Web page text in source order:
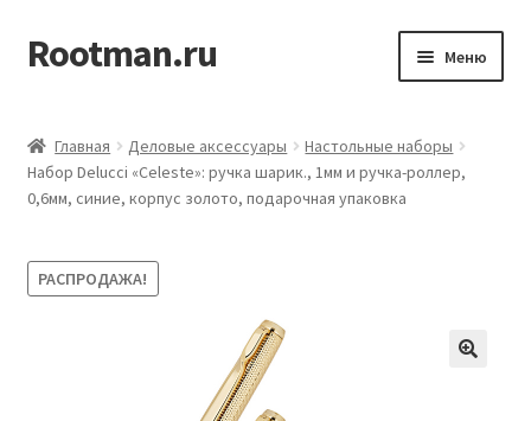
Перейти
к
Перейти
к
Rootman.ru Меню
Офисные принадлежности
Товары для учёбы
меню
Главная Деловые аксессуары
Настольные наборы
Набор Delucci «Celeste»: ручка шарик., 1мм и ручка-роллер,
0,6мм, синие, корпус золото, подарочная упаковка
РАСПРОДАЖА!